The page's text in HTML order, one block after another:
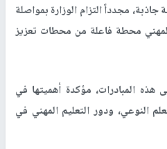
مجدداً التزام الوزارة بمواصلة
محطة فاعلة من محطات تعزيز
هذه المبادرات، مؤكدة أهميتها في
النوعي، ودور التعليم المهني في